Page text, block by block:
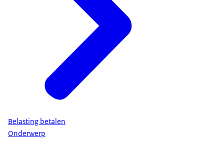
Belasting betalen
Onderwerp